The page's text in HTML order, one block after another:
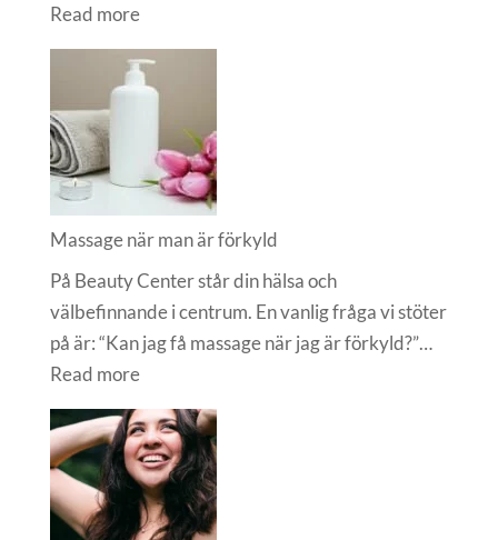
Read more:
Vad
är
för?
Massage när man är förkyld
På Beauty Center står din hälsa och
välbefinnande i centrum. En vanlig fråga vi stöter
på är: “Kan jag få massage när jag är förkyld?”…
Read more:
Massage
när
man
är
förkyld